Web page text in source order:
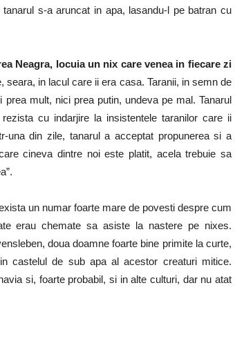
s-a aruncat in apa, lasandu-l pe batran cu
Neagra, locuia un nix care venea in fiecare zi
seara, in lacul care ii era casa. Taranii, in semn de
mult, nici prea putin, undeva pe mal. Tanarul
cu indarjire la insistentele taranilor care ii
una din zile, tanarul a acceptat propunerea si a
cineva dintre noi este platit, acela trebuie sa
un numar foarte mare de povesti despre cum
erau chemate sa asiste la nastere pe nixes.
doua doamne foarte bine primite la curte,
castelul de sub apa al acestor creaturi mitice.
si, foarte probabil, si in alte culturi, dar nu atat